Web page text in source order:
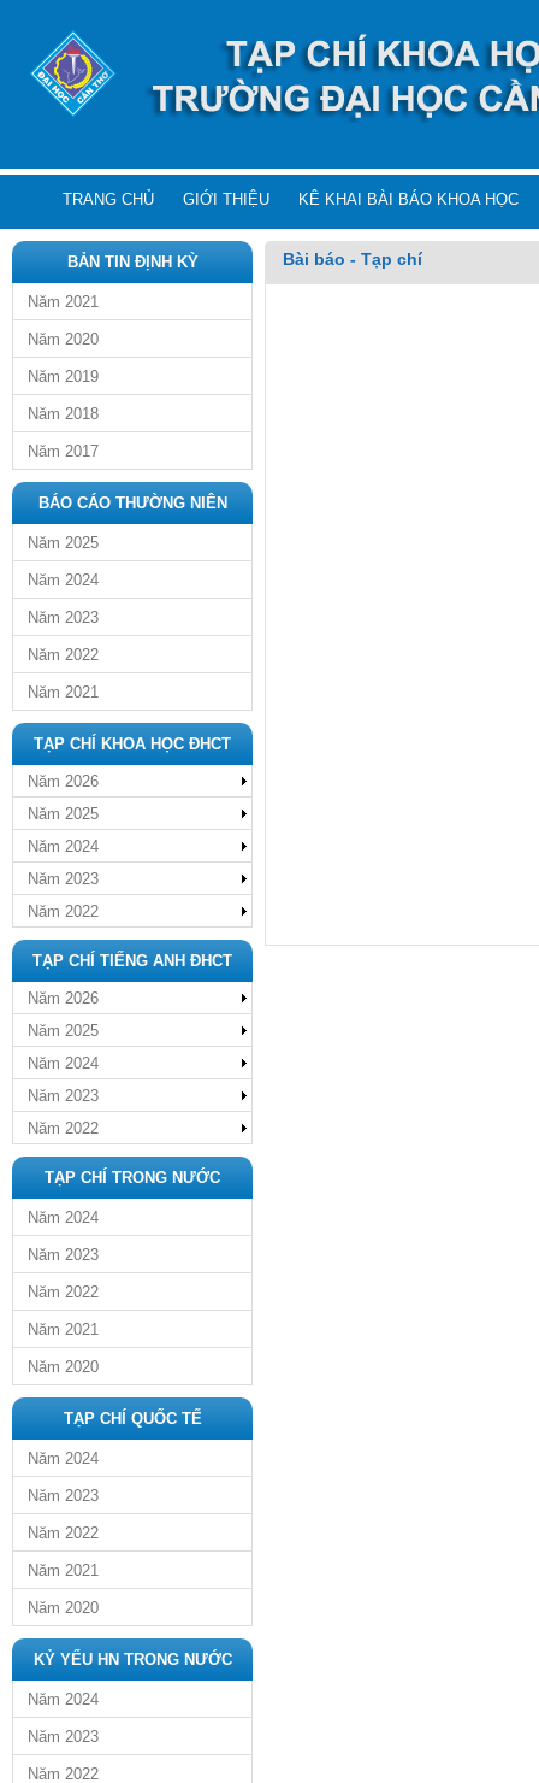
TRANG CHỦ GIỚI THIỆU KÊ KHAI BÀI BÁO KHOA HỌC
BẢN TIN ĐỊNH KỲ
Năm 2021
Năm 2020
Năm 2019
Năm 2018
Năm 2017
BÁO CÁO THƯỜNG NIÊN
Năm 2025
Năm 2024
Năm 2023
Năm 2022
Năm 2021
TẠP CHÍ KHOA HỌC ĐHCT
Năm 2026
Năm 2025
Năm 2024
Năm 2023
Năm 2022
TẠP CHÍ TIẾNG ANH ĐHCT
Năm 2026
Năm 2025
Năm 2024
Năm 2023
Năm 2022
TẠP CHÍ TRONG NƯỚC
Năm 2024
Năm 2023
Năm 2022
Năm 2021
Năm 2020
TẠP CHÍ QUỐC TẾ
Năm 2024
Năm 2023
Năm 2022
Năm 2021
Năm 2020
KỶ YẾU HN TRONG NƯỚC
Năm 2024
Năm 2023
Năm 2022
Bài báo - Tạp chí